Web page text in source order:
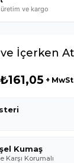
ve kargo
İçerken
₺161,05 + MwSt
Kumaş
Karşı Korumalı